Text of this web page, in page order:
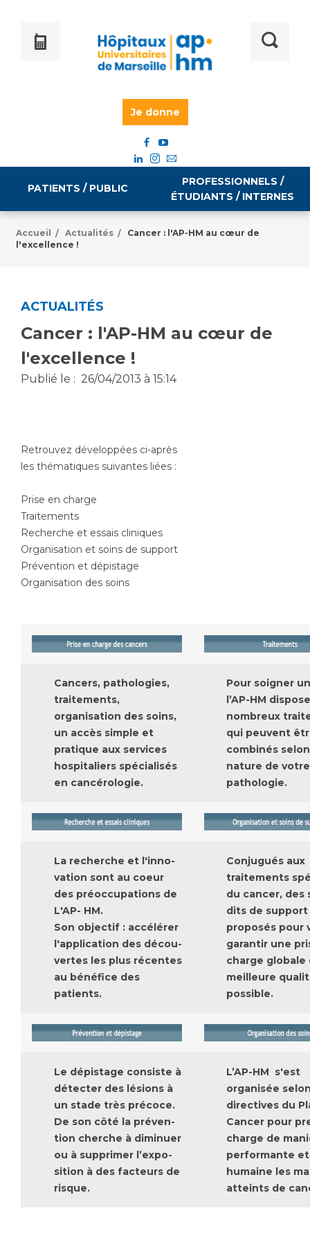
Je donne
PATIENTS / PUBLIC
Tarifs
Vous accompagnez, vous rendez visite à un patient
Vous avez un examen d'imagerie ou de radiologie
à réaliser
Infos COVID-19
Vivre ensemble à l'hôpital
Culture à l'hôpital
Laïcité et cultes
Les associations
Transports sanitaires
Handicap
Handi 13
Pôle Médecine Physique et Réadaptation
Accueil sourds et malentendants
Charte Romain Jacob
Mouvement Parcours Handicap 13
Activité physique
Cancer
Médecine nucléaire
Maladies rares
Maternité Hôpital Nord
Vos représentants
PROFESSIONNELS /
ÉTUDIANTS / INTERNES
Emploi / formation
Emplois paramédicaux
Emplois administratifs
Emplois médicaux
Statuts
Stages paramédicaux
Chercheurs
Écoles et Instituts de Formation
Plateforme des internes
Professionnels de santé
Adresser un patient
Adresser un examen au Laboratoire de Biologie
Médicale
Radiologie / Imagerie
Cancérologie
Les pôles d'activité médicale
Anatomie et Cytologie Pathologiques
Adresser un examen au Laboratoire d'Infectiologie
Centres de référence Maladies Rares
Communiqués de presse
Dossiers de presse
Médiathèque
Fournisseurs
Accueil / Actualités /
Cancer : l'AP-HM au cœur de
l'excellence !
ACTUALITÉS
Cancer : l'AP-HM au cœur de
l'excellence !
Publié le : 26/04/2013 à 15:14
Retrouvez développées ci-après
les thématiques suivantes liées :
Prise en charge
Traitements
Recherche et essais cliniques
Organisation et soins de support
Prévention et dépistage
Organisation des soins
Cancers, pathologies,
traitements,
organisation des soins,
un accès simple et
pratique aux services
hospitaliers spécialisés
en cancérologie.
Pour soigner
l’AP-HM
nombreux
qui peuvent
combinés
nature de votre
pathologie.
La recherche et l'inno-
vation sont au coeur
des préoccupations de
L'AP- HM.
Son objectif : accélérer
l'application des décou-
vertes les plus récentes
au bénéfice des
patients.
Conjugués aux
traitements
du cancer, des
dits de
proposés pour
garantir une
charge globale
meilleure
possible.
Le dépistage consiste à
détecter des lésions à
un stade très précoce.
De son côté la préven-
tion cherche à diminuer
ou à supprimer l’expo-
sition à des facteurs de
risque.
L’AP-HM s'est
organisée
directives du
Cancer pour
charge de
performante et
humaine les
atteints de